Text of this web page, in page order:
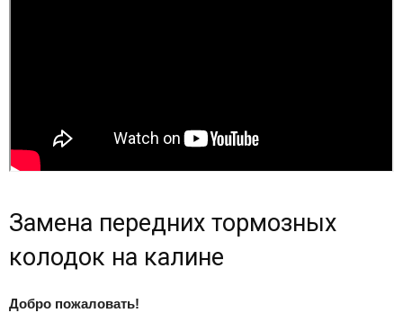
Замена передних тормозных
колодок на калине
Добро пожаловать!